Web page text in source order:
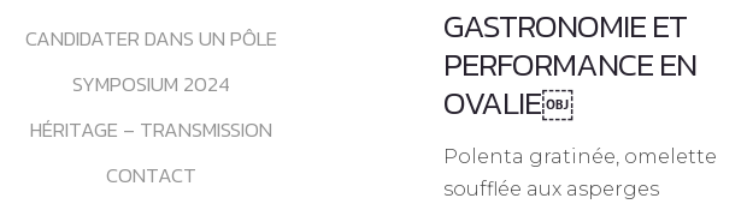
CANDIDATER DANS UN PÔLE
SYMPOSIUM 2024
HÉRITAGE – TRANSMISSION
CONTACT
GASTRONOMIE ET
PERFORMANCE EN
OVALIE￼
Polenta gratinée, omelette
soufflée aux asperges